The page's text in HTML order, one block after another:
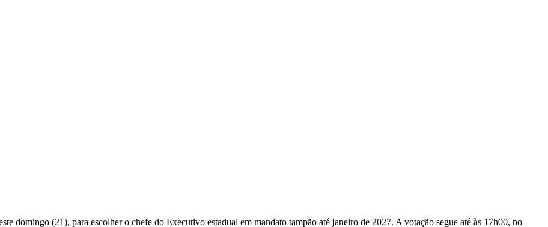
domingo (21), para escolher o chefe do Executivo estadual em mandato tampão até janeiro de 2027. A votação segue até às 17h00, no